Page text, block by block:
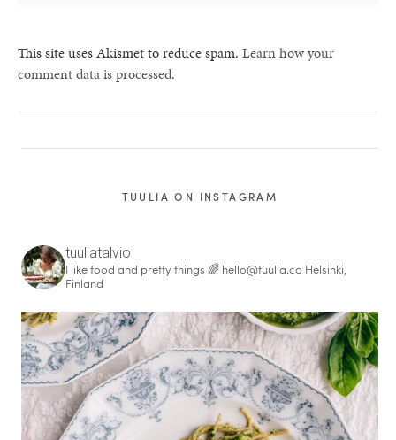
This site uses Akismet to reduce spam. Learn how your
comment data is processed.
TUULIA ON INSTAGRAM
tuuliatalvio
I like food and pretty things 🌈 hello@tuulia.co Helsinki,
Finland